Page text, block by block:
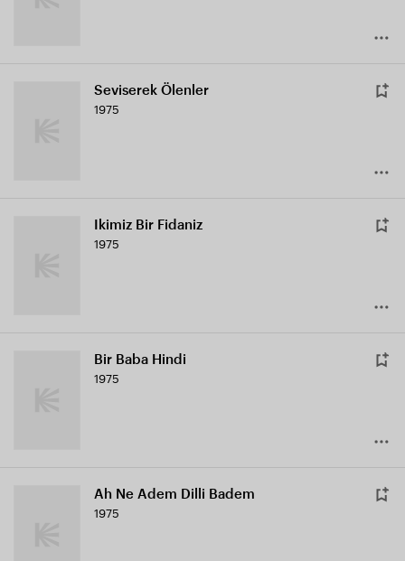
Seviserek Ölenler
1975
Ikimiz Bir Fidaniz
1975
Bir Baba Hindi
1975
Ah Ne Adem Dilli Badem
1975